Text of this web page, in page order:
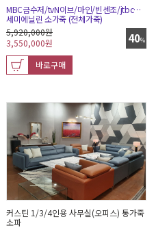
MBC금수저/tvN이브/마인/빈센조/jtbc끝내주는해결사
세미에닐린 소가죽 (전체가죽)
40%
5,920,000원
3,550,000원
바로구매
커스틴 1/3/4인용 사무실(오피스) 통가죽
소파